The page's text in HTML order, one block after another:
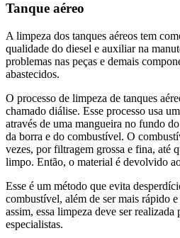
Tanque aéreo
A limpeza dos tanques aéreos tem
qualidade do diesel e auxiliar na
problemas nas peças e demais
abastecidos.
O processo de limpeza de tanques
chamado diálise. Esse processo usa
através de uma mangueira no fundo
da borra e do combustível. O
vezes, por filtragem grossa e fina, até
limpo. Então, o material é devolvido
Esse é um método que evita
combustível, além de ser mais rápido
assim, essa limpeza deve ser
especialistas.